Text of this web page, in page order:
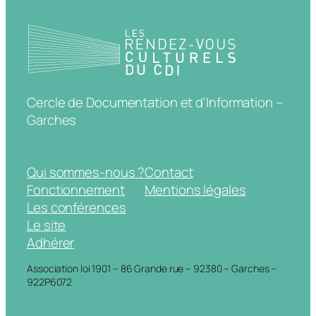
Cercle de Documentation et d'Information –
Garches
Qui sommes-nous ?
Fonctionnement
Les conférences
Le site
Adhérer
Contact
Mentions légales
Association loi 1901 – 86 Grande rue – 92380 – Garches –
922P6072